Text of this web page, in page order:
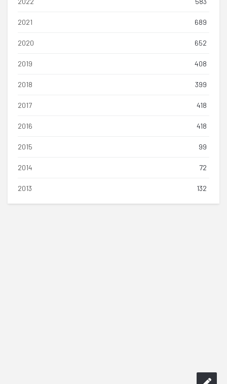
2021 689
2020 652
2019 408
2018 399
2017 418
2016 418
2015 99
2014 72
2013 132